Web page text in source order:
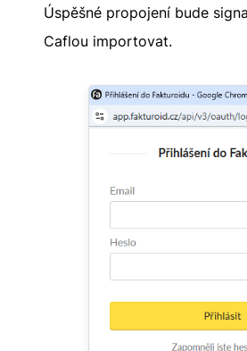
Úspěšné propojení bude
Caflou importovat.